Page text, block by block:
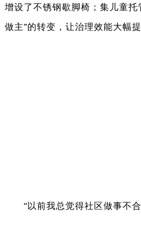
增设了不锈钢歇脚椅；集儿童
做主”的转变，让治理效能大幅提
“以前我总觉得社区做事不